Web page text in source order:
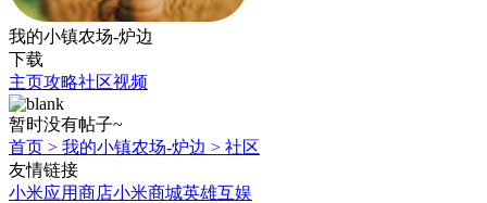
我的小镇农场-炉边
下载
主页攻略社区视频
暂时没有帖子~
首页 > 我的小镇农场-炉边 > 社区
友情链接
小米应用商店小米商城英雄互娱